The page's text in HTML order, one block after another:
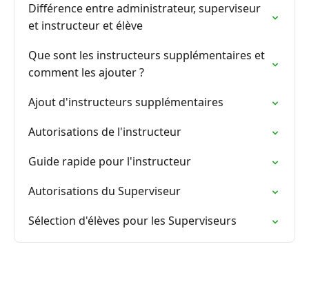
Différence entre administrateur, superviseur
et instructeur et élève
Que sont les instructeurs supplémentaires et
comment les ajouter ?
Ajout d'instructeurs supplémentaires
Autorisations de l'instructeur
Guide rapide pour l'instructeur
Autorisations du Superviseur
Sélection d'élèves pour les Superviseurs